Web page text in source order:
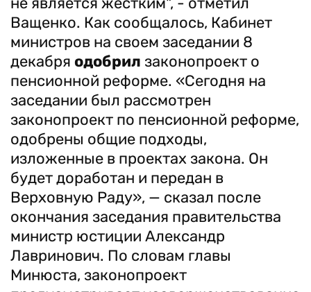
Ващенко. Как сообщалось, Кабинет
министров на своем заседании 8
декабря одобрил законопроект о
пенсионной реформе. «Сегодня на
заседании был рассмотрен
законопроект по пенсионной реформе,
одобрены общие подходы,
изложенные в проектах закона. Он
будет доработан и передан в
Верховную Раду», — сказал после
окончания заседания правительства
министр юстиции Александр
Лавринович. По словам главы
Минюста, законопроект